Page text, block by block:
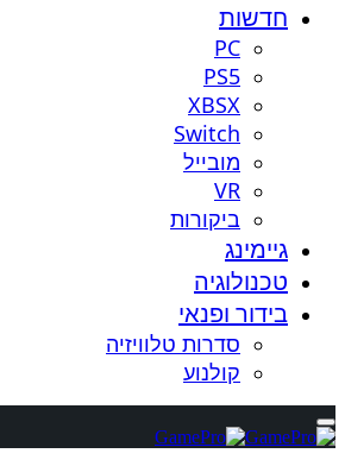
חדשות
PC
PS5
XBSX
Switch
מובייל
VR
ביקורות
גיימינג
טכנולוגיה
בידור ופנאי
סדרות טלוויזיה
קולנוע